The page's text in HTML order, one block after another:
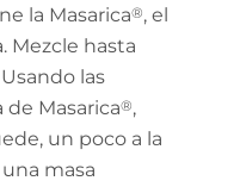
la Masarica®, el
Mezcle hasta
las
de Masarica®,
un poco a la
masa